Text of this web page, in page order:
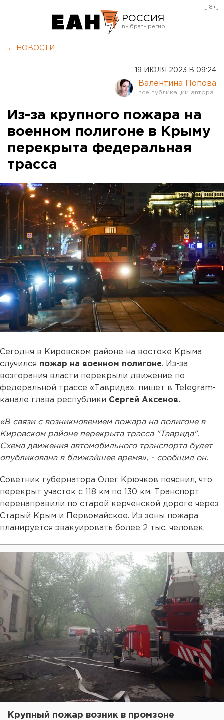
РОССИЯ
Курган
Оренбург
[18+]
← НОВОСТИ
19 ИЮЛЯ 2023 В 09:24
Валентина Попова
Из-за крупного пожара на
военном полигоне в Крыму
перекрыта федеральная
трасса
Сегодня в Кировском районе на востоке Крыма
случился пожар на военном полигоне. Из-за
возгорания власти перекрыли движение по
федеральной трассе «Таврида», пишет в Telegram-
канале глава республики Сергей Аксенов.
«В связи с возникновением пожара на полигоне в
Кировском районе перекрыта трасса "Таврида".
Схема движения автомобильного транспорта будет
опубликована в ближайшее время», - сообщил он.
Советник губернатора Олег Крючков пояснил, что
перекрыт участок с 118 км по 130 км. Транспорт
перенаправили по старой керченской дороге через
Старый Крым и Первомайское. Из зоны пожара
планируется эвакуировать более 2 тыс. человек.
Крупный пожар возник в промзоне